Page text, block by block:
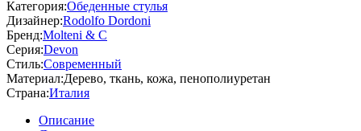
Категория:Обеденные стулья
Дизайнер:Rodolfo Dordoni
Бренд:Molteni & C
Серия:Devon
Стиль:Современный
Материал:Дерево, ткань, кожа, пенополиуретан
Страна:Италия
Описание